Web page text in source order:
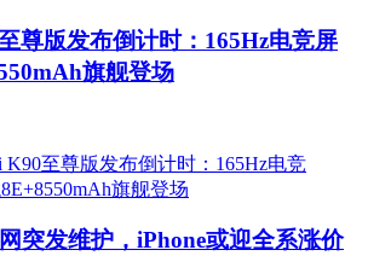
尊版发布倒计时：165Hz电竞屏
旗舰登场
突发维护，iPhone或迎全系涨价